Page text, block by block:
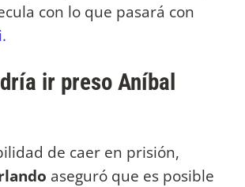
con lo que pasará con
ir preso Aníbal
de caer en prisión,
aseguró que es posible